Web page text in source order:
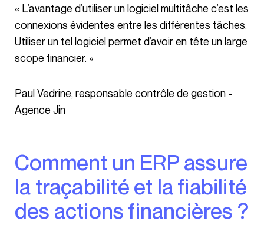
« L’avantage d’utiliser un logiciel multitâche c’est les
connexions évidentes entre les différentes tâches.
Utiliser un tel logiciel permet d’avoir en tête un large
scope financier. »
Paul Vedrine, responsable contrôle de gestion -
Agence Jin
Comment un ERP assure
la traçabilité et la fiabilité
des actions financières ?